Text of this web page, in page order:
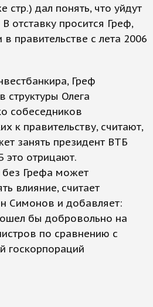
стр.) дал понять, что уйдут
отставку просится Греф,
правительстве с лета 2006
Греф
структуры Олега
собеседников
к правительству, считают,
занять президент ВТБ
это отрицают.
Грефа может
влияние, считает
Симонов и добавляет:
бы добровольно на
по сравнению с
госкорпораций